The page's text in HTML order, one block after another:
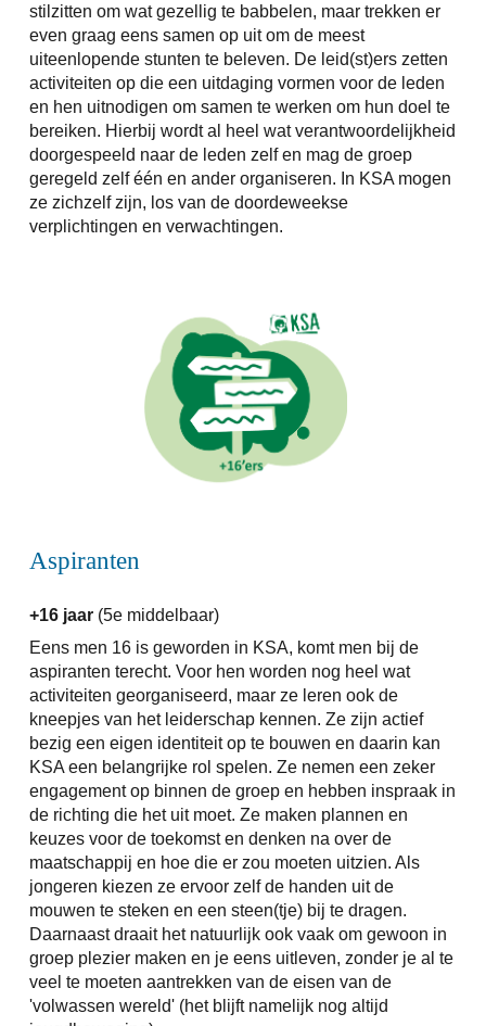
stilzitten om wat gezellig te babbelen, maar trekken er
even graag eens samen op uit om de meest
uiteenlopende stunten te beleven. De leid(st)ers zetten
activiteiten op die een uitdaging vormen voor de leden
en hen uitnodigen om samen te werken om hun doel te
bereiken. Hierbij wordt al heel wat verantwoordelijkheid
doorgespeeld naar de leden zelf en mag de groep
geregeld zelf één en ander organiseren. In KSA mogen
ze zichzelf zijn, los van de doordeweekse
verplichtingen en verwachtingen.
Aspiranten
+16 jaar (5e middelbaar)
Eens men 16 is geworden in KSA, komt men bij de
aspiranten terecht. Voor hen worden nog heel wat
activiteiten georganiseerd, maar ze leren ook de
kneepjes van het leiderschap kennen. Ze zijn actief
bezig een eigen identiteit op te bouwen en daarin kan
KSA een belangrijke rol spelen. Ze nemen een zeker
engagement op binnen de groep en hebben inspraak in
de richting die het uit moet. Ze maken plannen en
keuzes voor de toekomst en denken na over de
maatschappij en hoe die er zou moeten uitzien. Als
jongeren kiezen ze ervoor zelf de handen uit de
mouwen te steken en een steen(tje) bij te dragen.
Daarnaast draait het natuurlijk ook vaak om gewoon in
groep plezier maken en je eens uitleven, zonder je al te
veel te moeten aantrekken van de eisen van de
'volwassen wereld' (het blijft namelijk nog altijd